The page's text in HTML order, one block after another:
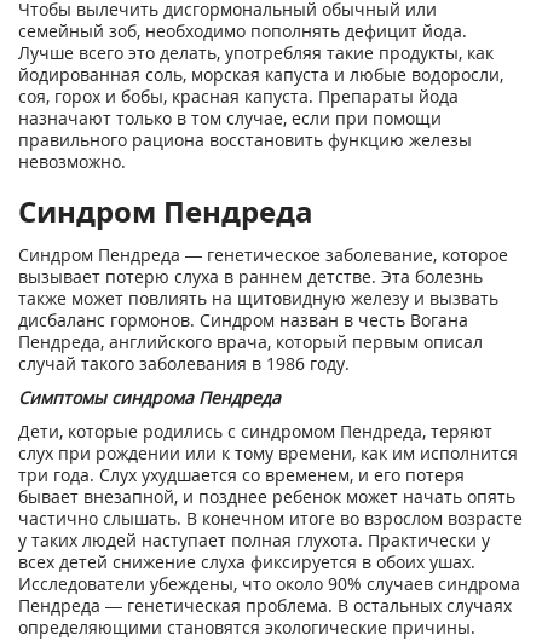
Чтобы вылечить дисгормональный обычный или
семейный зоб, необходимо пополнять дефицит йода.
Лучше всего это делать, употребляя такие продукты, как
йодированная соль, морская капуста и любые водоросли,
соя, горох и бобы, красная капуста. Препараты йода
назначают только в том случае, если при помощи
правильного рациона восстановить функцию железы
невозможно.
Синдром Пендреда
Синдром Пендреда — генетическое заболевание, которое
вызывает потерю слуха в раннем детстве. Эта болезнь
также может повлиять на щитовидную железу и вызвать
дисбаланс гормонов. Синдром назван в честь Вогана
Пендреда, английского врача, который первым описал
случай такого заболевания в 1986 году.
Симптомы синдрома Пендреда
Дети, которые родились с синдромом Пендреда, теряют
слух при рождении или к тому времени, как им исполнится
три года. Слух ухудшается со временем, и его потеря
бывает внезапной, и позднее ребенок может начать опять
частично слышать. В конечном итоге во взрослом возрасте
у таких людей наступает полная глухота. Практически у
всех детей снижение слуха фиксируется в обоих ушах.
Исследователи убеждены, что около 90% случаев синдрома
Пендреда — генетическая проблема. В остальных случаях
определяющими становятся экологические причины.